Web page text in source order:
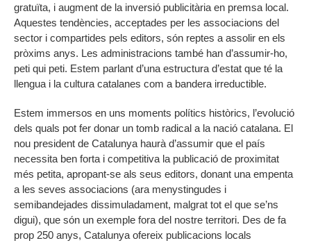
gratuïta, i augment de la inversió publicitària en premsa local.
Aquestes tendències, acceptades per les associacions del
sector i compartides pels editors, són reptes a assolir en els
pròxims anys. Les administracions també han d’assumir-ho,
peti qui peti. Estem parlant d’una estructura d’estat que té la
llengua i la cultura catalanes com a bandera irreductible.
Estem immersos en uns moments polítics històrics, l’evolució
dels quals pot fer donar un tomb radical a la nació catalana. El
nou president de Catalunya haurà d’assumir que el país
necessita ben forta i competitiva la publicació de proximitat
més petita, apropant-se als seus editors, donant una empenta
a les seves associacions (ara menystingudes i
semibandejades dissimuladament, malgrat tot el que se’ns
digui), que són un exemple fora del nostre territori. Des de fa
prop 250 anys, Catalunya ofereix publicacions locals